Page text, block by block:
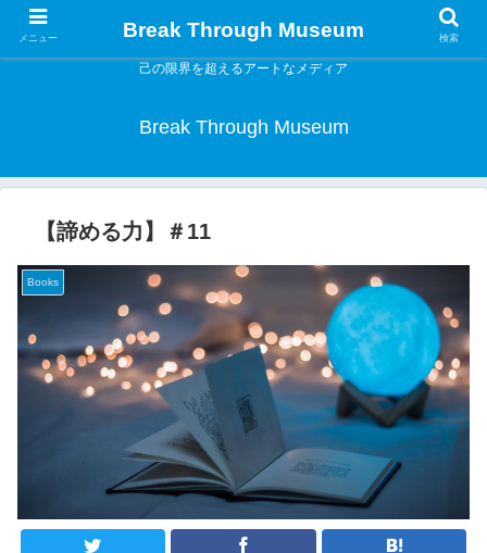
己の限界を超えるアートなメディア
Break Through Museum
【諦める力】＃11
Books
メニュー Break Through Museum 検索